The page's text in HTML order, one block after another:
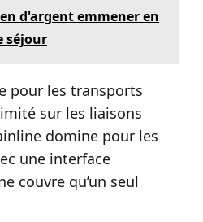
d'argent emmener en
séjour
pour les transports
sur les liaisons
domine pour les
une interface
couvre qu’un seul